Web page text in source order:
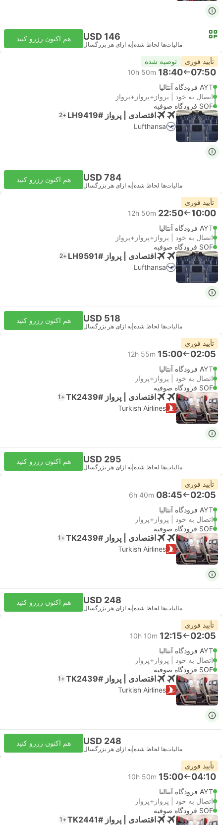
USD 146
مالیات‌ها لحاظ شده به ازای هر بزرگسال
هم اکنون رزرو کنید
تأیید فوری توصیه شده
07:50
18:40
10h 50m
AYT فرودگاه آنتالیا
اتصال به خود | پرواز+پرواز+پرواز
SOF فرودگاه صوفیه
اقتصادی | پرواز #LH9419 +2
Lufthansa
USD 784
مالیات‌ها لحاظ شده به ازای هر بزرگسال
هم اکنون رزرو کنید
تأیید فوری
10:00
22:50
12h 50m
AYT فرودگاه آنتالیا
اتصال به خود | پرواز+پرواز+پرواز
SOF فرودگاه صوفیه
اقتصادی | پرواز #LH9591 +2
Lufthansa
USD 518
مالیات‌ها لحاظ شده به ازای هر بزرگسال
هم اکنون رزرو کنید
تأیید فوری
02:05
15:00
12h 55m
AYT فرودگاه آنتالیا
اتصال به خود | پرواز+پرواز
SOF فرودگاه صوفیه
اقتصادی | پرواز #TK2439 +1
Turkish Airlines
USD 295
مالیات‌ها لحاظ شده به ازای هر بزرگسال
هم اکنون رزرو کنید
تأیید فوری
02:05
08:45
6h 40m
AYT فرودگاه آنتالیا
اتصال به خود | پرواز+پرواز
SOF فرودگاه صوفیه
اقتصادی | پرواز #TK2439 +1
Turkish Airlines
USD 248
مالیات‌ها لحاظ شده به ازای هر بزرگسال
هم اکنون رزرو کنید
تأیید فوری
02:05
12:15
10h 10m
AYT فرودگاه آنتالیا
اتصال به خود | پرواز+پرواز
SOF فرودگاه صوفیه
اقتصادی | پرواز #TK2439 +1
Turkish Airlines
USD 248
مالیات‌ها لحاظ شده به ازای هر بزرگسال
هم اکنون رزرو کنید
تأیید فوری
04:10
15:00
10h 50m
AYT فرودگاه آنتالیا
اتصال به خود | پرواز+پرواز
SOF فرودگاه صوفیه
اقتصادی | پرواز #TK2441 +1